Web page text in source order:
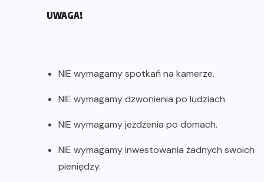
UWAGA!
NIE wymagamy spotkań na kamerze.
NIE wymagamy dzwonienia po ludziach.
NIE wymagamy jeżdżenia po domach.
NIE wymagamy inwestowania żadnych swoich
pieniędzy.